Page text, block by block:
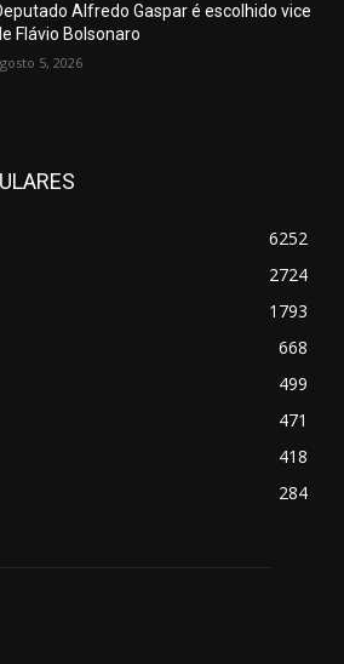
Alfredo Gaspar é escolhido vice
Flávio Bolsonaro
5, 2026
6252
2724
1793
668
499
471
418
284